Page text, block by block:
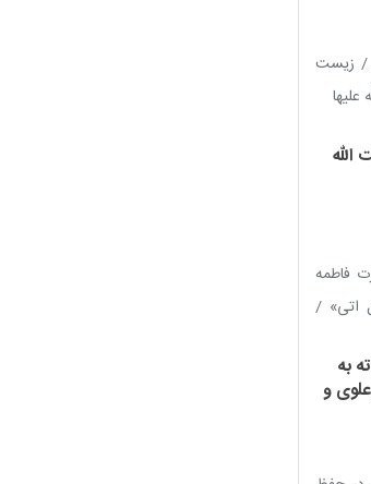
/ زیست
الله
فاطمه
اتى» /
وآله
/ تنها
به
و